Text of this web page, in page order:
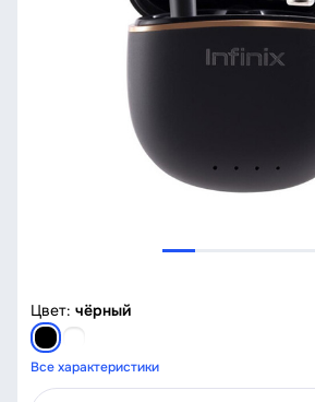
Цвет: чёрный
Все характеристики